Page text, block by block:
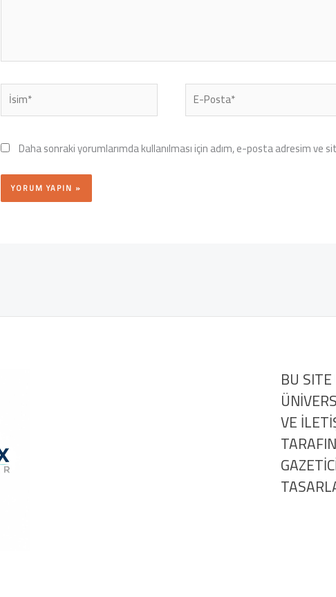
İsim* E-
Posta*
Daha sonraki yorumlarımda kullanılması için adım, e-posta adresim ve
BU
VE